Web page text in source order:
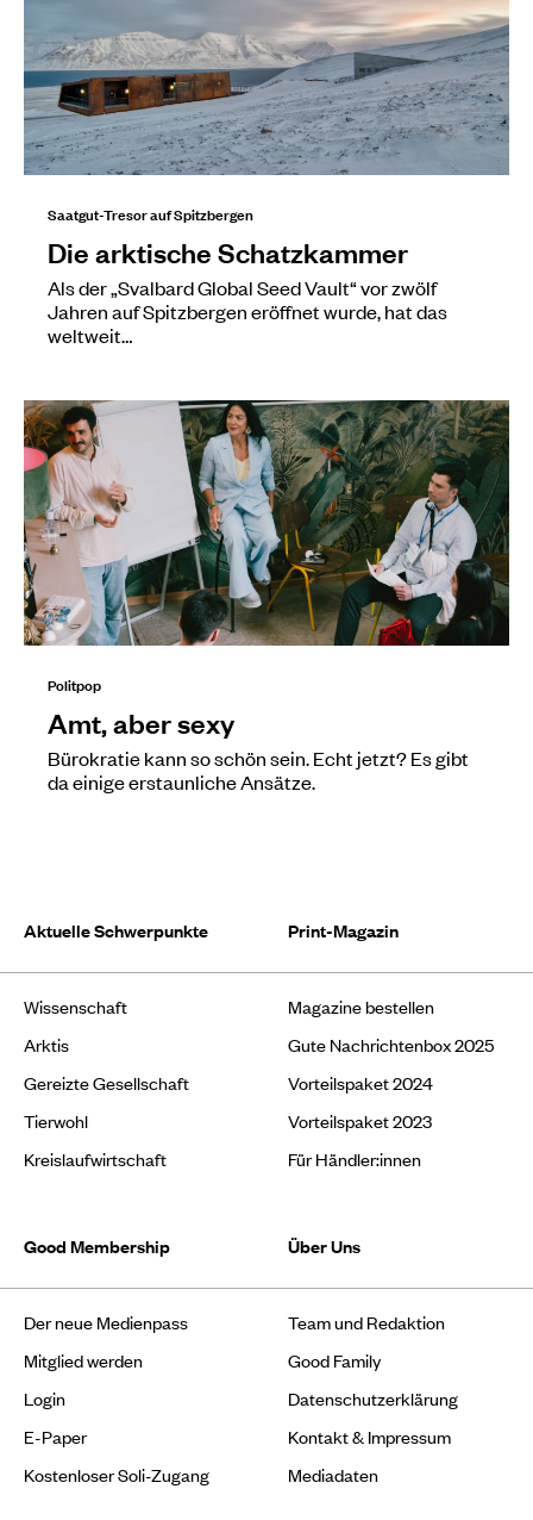
Saatgut-Tresor auf Spitzbergen
Die arktische Schatzkammer
Als der „Svalbard Global Seed Vault“ vor zwölf
Jahren auf Spitzbergen eröffnet wurde, hat das
weltweit…
Politpop
Amt, aber sexy
Bürokratie kann so schön sein. Echt jetzt? Es gibt
da einige erstaunliche Ansätze.
Aktuelle Schwerpunkte
Wissenschaft
Arktis
Gereizte Gesellschaft
Tierwohl
Kreislaufwirtschaft
Print-Magazin
Magazine bestellen
Gute Nachrichtenbox 2025
Vorteilspaket 2024
Vorteilspaket 2023
Für Händler:innen
Good Membership
Der neue Medienpass
Mitglied werden
Login
E-Paper
Kostenloser Soli-Zugang
Über Uns
Team und Redaktion
Good Family
Datenschutzerklärung
Kontakt & Impressum
Mediadaten